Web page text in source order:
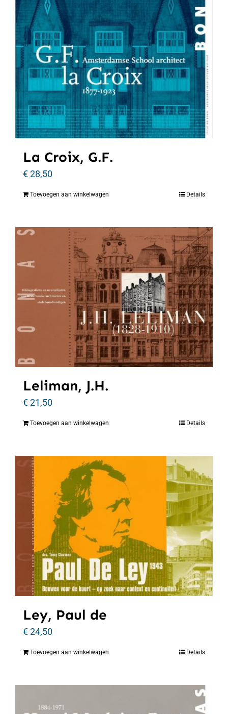
La Croix, G.F.
€28,50
Toevoegen aan winkelwagen Details
Leliman, J.H.
€21,50
Toevoegen aan winkelwagen Details
Ley, Paul de
€24,50
Toevoegen aan winkelwagen Details